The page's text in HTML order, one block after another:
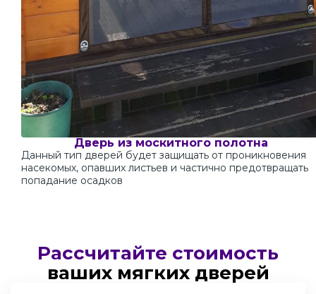
Дверь из москитного полотна
Данный тип дверей будет защищать от проникновения
насекомых, опавших листьев и частично предотвращать
попадание осадков
Рассчитайте стоимость
ваших мягких дверей